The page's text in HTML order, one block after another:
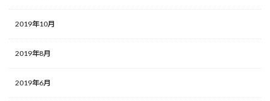
2019年10月
2019年8月
2019年6月